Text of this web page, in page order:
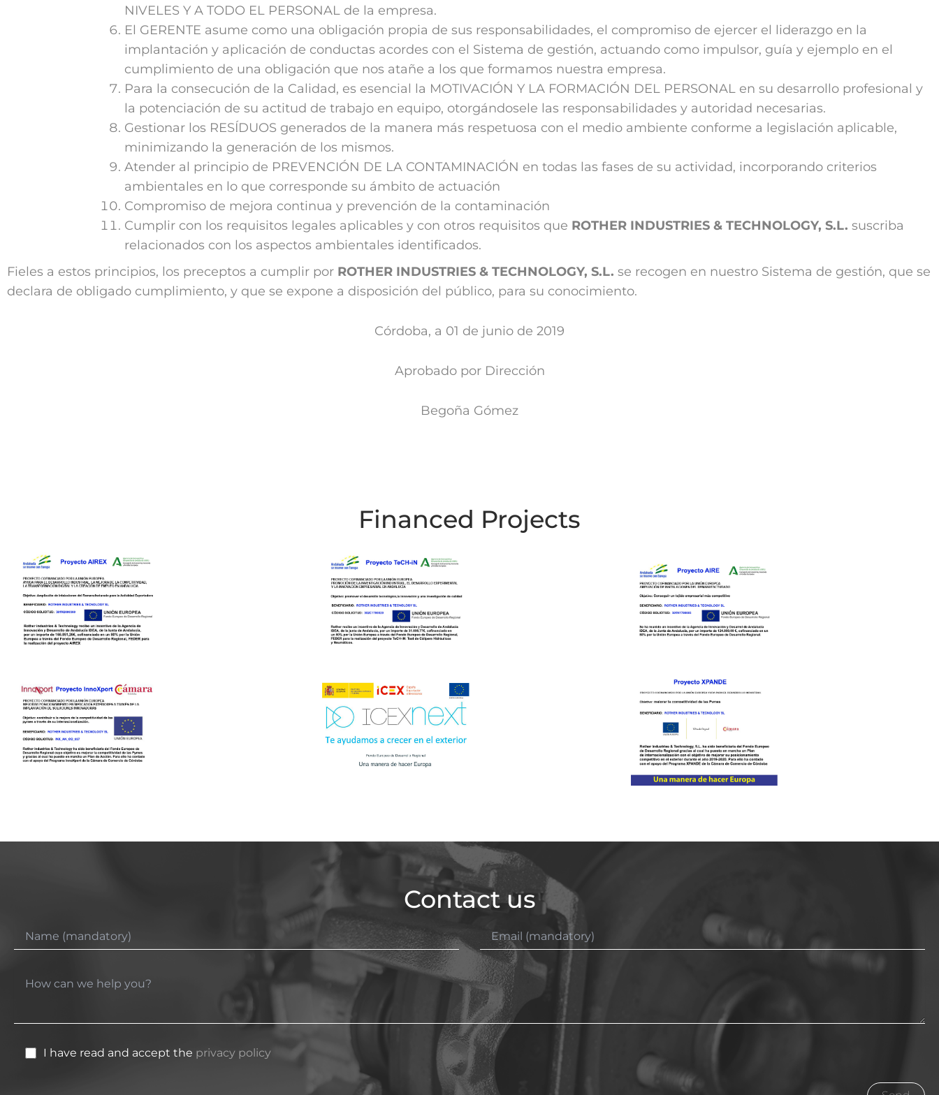
NIVELES Y A TODO EL PERSONAL de la empresa.
El GERENTE asume como una obligación propia de sus responsabilidades, el compromiso de ejercer el liderazgo en la
implantación y aplicación de conductas acordes con el Sistema de gestión, actuando como impulsor, guía y ejemplo en el
cumplimiento de una obligación que nos atañe a los que formamos nuestra empresa.
Para la consecución de la Calidad, es esencial la MOTIVACIÓN Y LA FORMACIÓN DEL PERSONAL en su desarrollo profesional y
la potenciación de su actitud de trabajo en equipo, otorgándosele las responsabilidades y autoridad necesarias.
Gestionar los RESÍDUOS generados de la manera más respetuosa con el medio ambiente conforme a legislación aplicable,
minimizando la generación de los mismos.
Atender al principio de PREVENCIÓN DE LA CONTAMINACIÓN en todas las fases de su actividad, incorporando criterios
ambientales en lo que corresponde su ámbito de actuación
Compromiso de mejora continua y prevención de la contaminación
Cumplir con los requisitos legales aplicables y con otros requisitos que ROTHER INDUSTRIES & TECHNOLOGY, S.L. suscriba
relacionados con los aspectos ambientales identificados.
Fieles a estos principios, los preceptos a cumplir por ROTHER INDUSTRIES & TECHNOLOGY, S.L. se recogen en nuestro Sistema de gestión, que se
declara de obligado cumplimiento, y que se expone a disposición del público, para su conocimiento.
Córdoba, a 01 de junio de 2019
Aprobado por Dirección
Begoña Gómez
Financed Projects
Contact us
I have read and accept the privacy policy